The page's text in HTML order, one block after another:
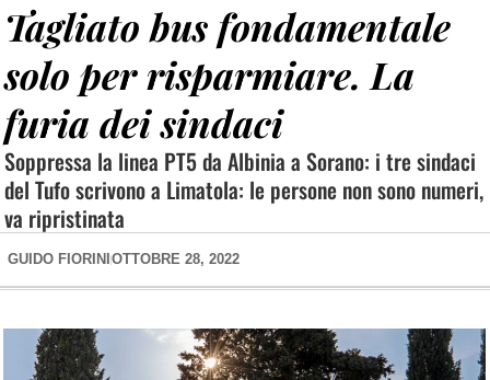
Tagliato bus fondamentale
solo per risparmiare. La
furia dei sindaci
Soppressa la linea PT5 da Albinia a Sorano: i tre sindaci
del Tufo scrivono a Limatola: le persone non sono numeri,
va ripristinata
GUIDO FIORINI OTTOBRE 28, 2022